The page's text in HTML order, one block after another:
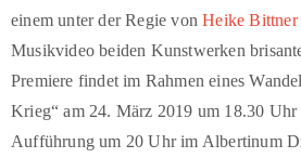
einem unter der Regie vonHeike Bittner
Musikvideo beiden Kunstwerken
Premiere findet im Rahmen eines
Krieg“ am 24. März 2019 um 18.30
Aufführung um 20 Uhr im Albertinum